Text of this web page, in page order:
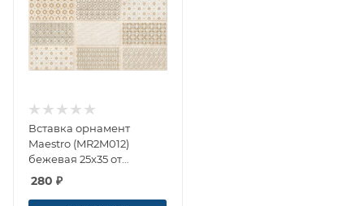
Вставка орнамент
Maestro (MR2M012)
бежевая 25x35 от
Cersanit (Россия)
280 ₽